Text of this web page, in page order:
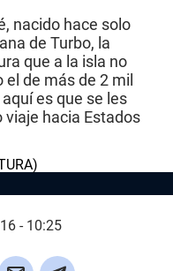
nacido hace solo
de Turbo, la
que a la isla no
de más de 2 mil
es que se les
hacia Estados
- 10:25